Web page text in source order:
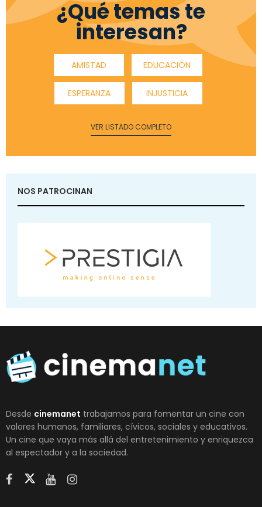
¿Qué temas te
interesan?
AMISTAD EDUCACIÓN
ESPERANZA INJUSTICIA
VER LISTADO COMPLETO
NOS PATROCINAN
Desde cinemanet trabajamos para fomentar un cine con
valores humanos, familiares, cívicos, sociales y educativos.
Un cine que vaya más allá del entretenimiento y enriquezca
al espectador y a la sociedad.